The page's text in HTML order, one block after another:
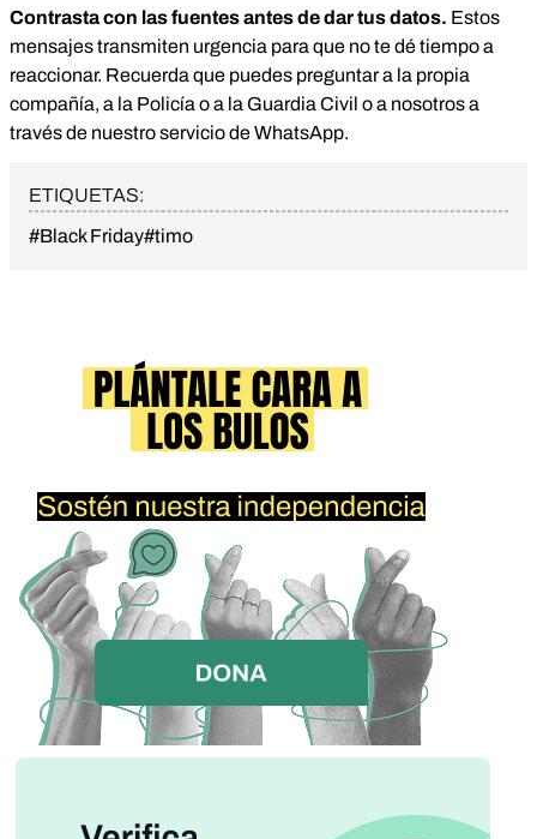
Contrasta con las fuentes antes de dar tus datos. Estos
mensajes transmiten urgencia para que no te dé tiempo a
reaccionar. Recuerda que puedes preguntar a la propia
compañía, a la Policía o a la Guardia Civil o a nosotros a
través de nuestro servicio de WhatsApp.
ETIQUETAS:
#Black Friday#timo